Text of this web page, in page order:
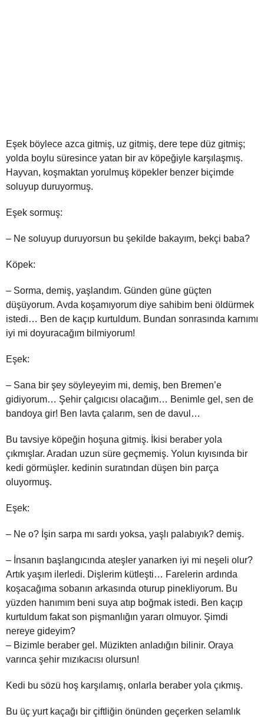
Eşek böylece azca gitmiş, uz gitmiş, dere tepe düz gitmiş;
yolda boylu süresince yatan bir av köpeğiyle karşılaşmış.
Hayvan, koşmaktan yorulmuş köpekler benzer biçimde
soluyup duruyormuş.
Eşek sormuş:
– Ne soluyup duruyorsun bu şekilde bakayım, bekçi baba?
Köpek:
– Sorma, demiş, yaşlandım. Günden güne güçten
düşüyorum. Avda koşamıyorum diye sahibim beni öldürmek
istedi… Ben de kaçıp kurtuldum. Bundan sonrasında karnımı
iyi mi doyuracağım bilmiyorum!
Eşek:
– Sana bir şey söyleyeyim mi, demiş, ben Bremen’e
gidiyorum… Şehir çalgıcısı olacağım… Benimle gel, sen de
bandoya gir! Ben lavta çalarım, sen de davul…
Bu tavsiye köpeğin hoşuna gitmiş. İkisi beraber yola
çıkmışlar. Aradan uzun süre geçmemiş. Yolun kıyısında bir
kedi görmüşler. kedinin suratından düşen bin parça
oluyormuş.
Eşek:
– Ne o? İşin sarpa mı sardı yoksa, yaşlı palabıyık? demiş.
– İnsanın başlangıcında ateşler yanarken iyi mi neşeli olur?
Artık yaşım ilerledi. Dişlerim kütleşti… Farelerin ardında
koşacağıma sobanın arkasında oturup pinekliyorum. Bu
yüzden hanımım beni suya atıp boğmak istedi. Ben kaçıp
kurtuldum fakat son pişmanlığın yararı olmuyor. Şimdi
nereye gideyim?
– Bizimle beraber gel. Müzikten anladığın bilinir. Oraya
varınca şehir mızıkacısı olursun!
Kedi bu sözü hoş karşılamış, onlarla beraber yola çıkmış.
Bu üç yurt kaçağı bir çiftliğin önünden geçerken selamlık